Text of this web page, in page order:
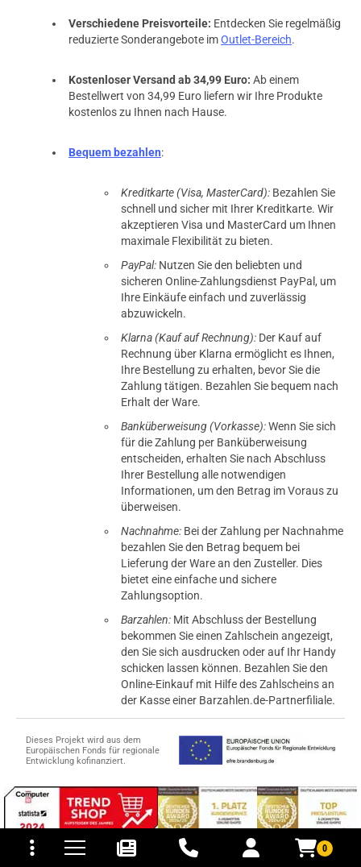
0
und Versandkosten
Verschiedene Preisvorteile: Entdecken Sie regelmäßig
reduzierte Sonderangebote imOutlet-Bereich.
Kostenloser Versand ab 34,99 Euro: Ab einem
Bestellwert von 34,99 Euro liefern wir Ihre Produkte
kostenlos zu Ihnen nach Hause.
Bequem bezahlen:
Kreditkarte (Visa, MasterCard): Bezahlen Sie
schnell und sicher mit Ihrer Kreditkarte. Wir
akzeptieren Visa und MasterCard um Ihnen
maximale Flexibilität zu bieten.
PayPal: Nutzen Sie den beliebten und
sicheren Online-Zahlungsdienst PayPal, um
Ihre Einkäufe einfach und zuverlässig
abzuwickeln.
Klarna (Kauf auf Rechnung): Der Kauf auf
Rechnung über Klarna ermöglicht es Ihnen,
Ihre Bestellung zu erhalten, bevor Sie die
Zahlung tätigen. Bezahlen Sie bequem nach
Erhalt der Ware.
Banküberweisung (Vorkasse):Wenn Sie sich
für die Zahlung per Banküberweisung
entscheiden, erhalten Sie nach Abschluss
Ihrer Bestellung alle notwendigen
Informationen, um den Betrag im Voraus zu
überweisen.
Nachnahme: Bei der Zahlung per Nachnahme
bezahlen Sie den Betrag bequem bei
Lieferung der Ware an den Zusteller. Dies
bietet eine einfache und sichere
Zahlungsoption.
Barzahlen: Mit Abschluss der Bestellung
bekommen Sie einen Zahlschein angezeigt,
den Sie sich ausdrucken oder auf Ihr Handy
schicken lassen können. Bezahlen Sie den
Online-Einkauf mit Hilfe des Zahlscheins an
der Kasse einer Barzahlen.de-Partnerfiliale.
Dieses Projekt wird aus dem
Europäischen Fonds für regionale
Entwicklung kofinanziert.